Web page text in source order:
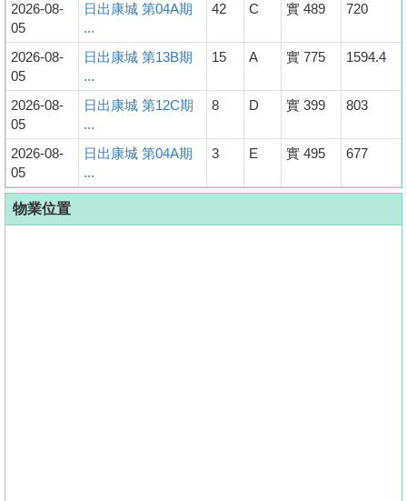
2026-08-
05
日出康城 第04A期
...
42 C 實 489 720
2026-08-
05
日出康城 第13B期
...
15 A 實 775 1594.4
2026-08-
05
日出康城 第12C期
...
8 D 實 399 803
2026-08-
05
日出康城 第04A期
...
3 E 實 495 677
物業位置